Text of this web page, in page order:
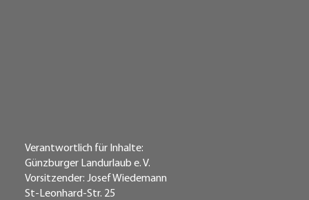
Verantwortlich für Inhalte:
Günzburger Landurlaub e. V.
Vorsitzender: Josef Wiedemann
St-Leonhard-Str. 25